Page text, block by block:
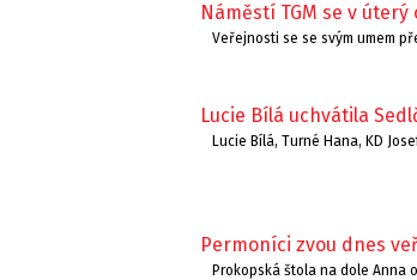
Náměstí TGM se v
Veřejnosti se se svým umem
Lucie Bílá uchvátila
Lucie Bílá, Turné Hana, KD
Permoníci zvou dnes
Prokopská štola na dole Anna